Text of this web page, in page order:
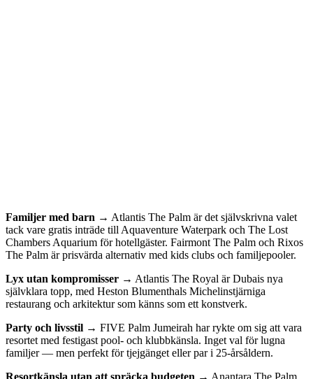
Familjer med barn → Atlantis The Palm är det självskrivna valet
tack vare gratis inträde till Aquaventure Waterpark och The Lost
Chambers Aquarium för hotellgäster. Fairmont The Palm och Rixos
The Palm är prisvärda alternativ med kids clubs och familjepooler.
Lyx utan kompromisser → Atlantis The Royal är Dubais nya
självklara topp, med Heston Blumenthals Michelinstjärniga
restaurang och arkitektur som känns som ett konstverk.
Party och livsstil → FIVE Palm Jumeirah har rykte om sig att vara
resortet med festigast pool- och klubbkänsla. Inget val för lugna
familjer — men perfekt för tjejgänget eller par i 25-årsåldern.